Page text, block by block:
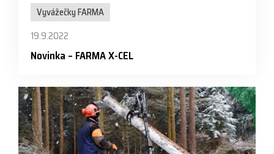
Vyvážečky FARMA
19.9.2022
Novinka – FARMA X-CEL